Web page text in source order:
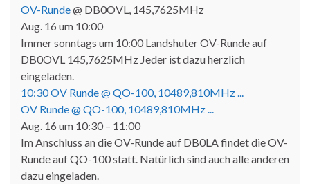
OV-Runde@ DB0OVL, 145,7625MHz
Aug. 16 um 10:00
Immer sonntags um 10:00 Landshuter OV-Runde auf
DB0OVL 145,7625MHz Jeder ist dazu herzlich
eingeladen.
10:30OV Runde @ QO-100, 10489,810MHz ...
OV Runde @ QO-100, 10489,810MHz ...
Aug. 16 um 10:30 – 11:00
Im Anschluss an die OV-Runde auf DB0LA findet die OV-
Runde auf QO-100 statt. Natürlich sind auch alle anderen
dazu eingeladen.